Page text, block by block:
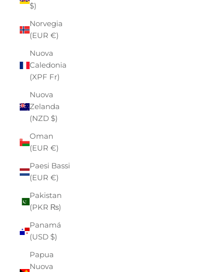
$)
Norvegia
(EUR €)
Nuova
Caledonia
(XPF Fr)
Nuova
Zelanda
(NZD $)
Oman
(EUR €)
Paesi Bassi
(EUR €)
Pakistan
(PKR ₨)
Panamá
(USD $)
Papua
Nuova